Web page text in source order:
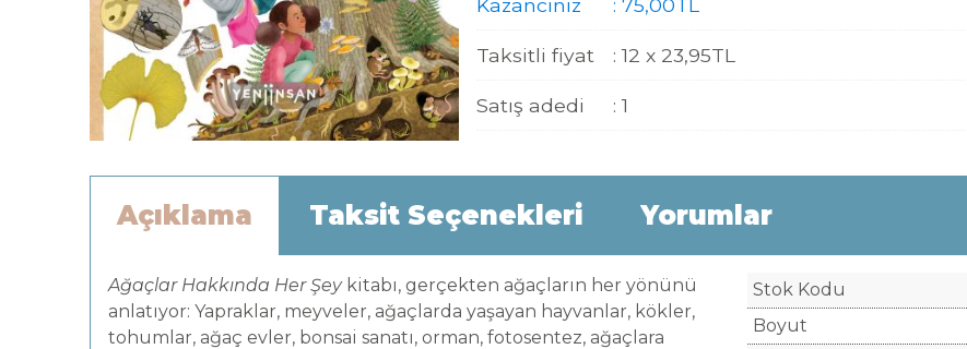
Taksitli fiyat : 12 x 23,95TL
Satış adedi : 1
Açıklama Taksit Seçenekleri Yorumlar
Ağaçlar Hakkında Her Şeykitabı, gerçekten ağaçların her yönünü
anlatıyor: Yapraklar, meyveler, ağaçlarda yaşayan hayvanlar, kökler,
tohumlar, ağaç evler, bonsai sanatı, orman, fotosentez, ağaçlara
Stok Kodu
Boyut